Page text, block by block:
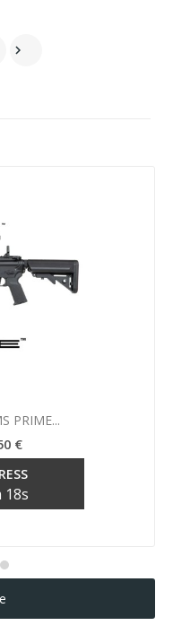
PRIME...
€
17s
